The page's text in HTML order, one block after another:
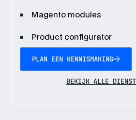
Magento modules
Product configurator
PLAN EEN KENNISMAKING
BEKIJK ALLE